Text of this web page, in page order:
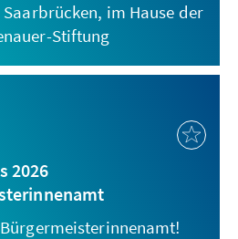
Saarbrücken, im Hause der
Stiftung
2026